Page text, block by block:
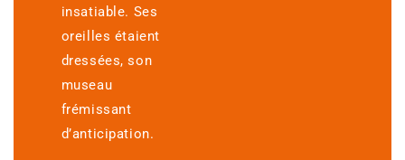
insatiable. Ses
oreilles étaient
dressées, son
museau
frémissant
d’anticipation.